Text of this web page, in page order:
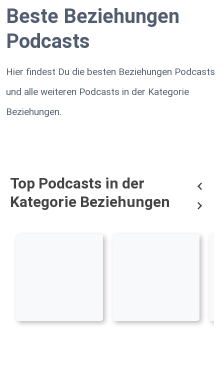
Beste Beziehungen
Podcasts
Hier findest Du die besten Beziehungen Podcasts
und alle weiteren Podcasts in der Kategorie
Beziehungen.
Top Podcasts in der
Kategorie Beziehungen